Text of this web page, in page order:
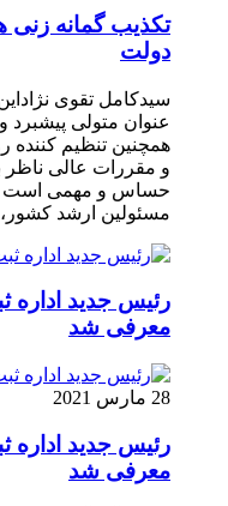
تکذیب گمانه زنی
دولت
سیدکامل تقوی
عنوان متولی پیشبرد
همچنین تنظیم کننده
و مقررات عالی ناظر
حساس و مهمی است و
مسئولین ارشد
رئیس جدید اداره
معرفی شد
28 مارس 2021
رئیس جدید اداره
معرفی شد